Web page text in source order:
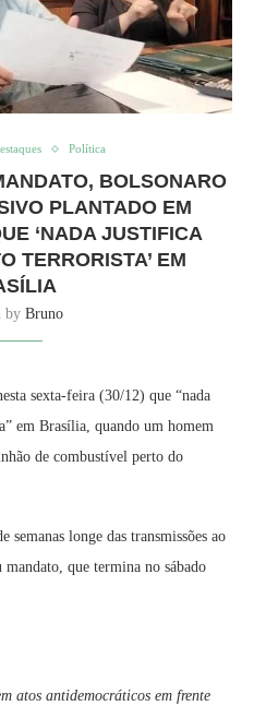
Política
BOLSONARO
PLANTADO EM
‘NADA JUSTIFICA
TERRORISTA’ EM
by Bruno
sexta-feira (30/12) que “nada
em Brasília, quando um homem
de combustível perto do
longe das transmissões ao
que termina no sábado
atos antidemocráticos em frente